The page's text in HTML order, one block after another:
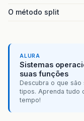
O método split
ALURA
Sistemas
suas funções
Descubra o que
tipos. Aprenda tudo
tempo!